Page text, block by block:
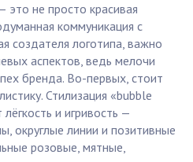
это не просто красивая
коммуникация с
создателя логотипа, важно
аспектов, ведь мелочи
бренда. Во-первых, стоит
Стилизация «bubble
и игривость —
округлые линии и позитивные
розовые, мятные,